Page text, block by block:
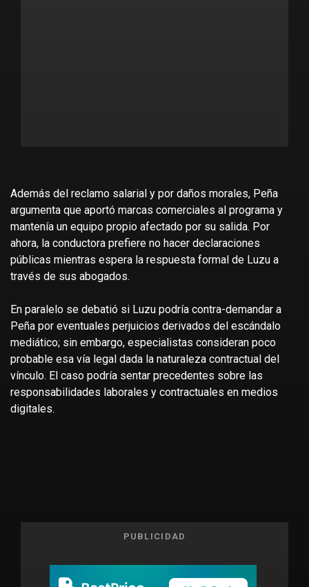
Además del reclamo salarial y por daños morales, Peña
argumenta que aportó marcas comerciales al programa y
mantenía un equipo propio afectado por su salida. Por
ahora, la conductora prefiere no hacer declaraciones
públicas mientras espera la respuesta formal de Luzu a
través de sus abogados.
En paralelo se debatió si Luzu podría contra-demandar a
Peña por eventuales perjuicios derivados del escándalo
mediático; sin embargo, especialistas consideran poco
probable esa vía legal dada la naturaleza contractual del
vínculo. El caso podría sentar precedentes sobre las
responsabilidades laborales y contractuales en medios
digitales.
PUBLICIDAD